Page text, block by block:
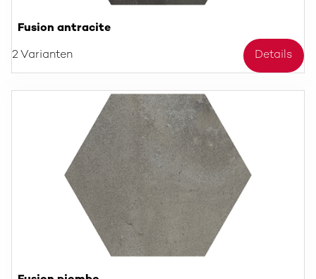
Fusion antracite
2 Varianten Details